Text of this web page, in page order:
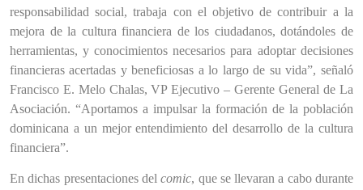
responsabilidad social, trabaja con el objetivo de contribuir a la
mejora de la cultura financiera de los ciudadanos, dotándoles de
herramientas, y conocimientos necesarios para adoptar decisiones
financieras acertadas y beneficiosas a lo largo de su vida”, señaló
Francisco E. Melo Chalas, VP Ejecutivo – Gerente General de La
Asociación. “Aportamos a impulsar la formación de la población
dominicana a un mejor entendimiento del desarrollo de la cultura
financiera”.
En dichas presentaciones delcomic, que se llevaran a cabo durante